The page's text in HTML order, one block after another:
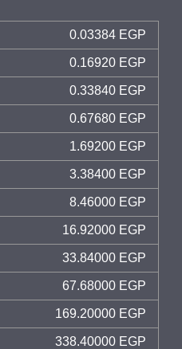
0.03384 EGP
0.16920 EGP
0.33840 EGP
0.67680 EGP
1.69200 EGP
3.38400 EGP
8.46000 EGP
16.92000 EGP
33.84000 EGP
67.68000 EGP
169.20000 EGP
338.40000 EGP